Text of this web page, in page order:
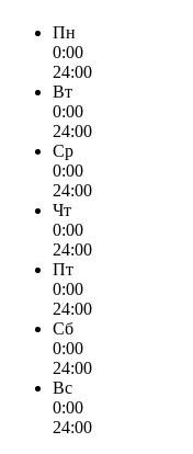
Пн
0:00
24:00
Вт
0:00
24:00
Ср
0:00
24:00
Чт
0:00
24:00
Пт
0:00
24:00
Сб
0:00
24:00
Вс
0:00
24:00